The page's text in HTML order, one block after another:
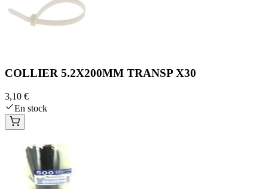
COLLIER 5.2X200MM TRANSP X30
3,10 €
En stock